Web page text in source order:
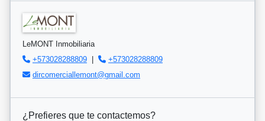
LeMONT Inmobiliaria
+573028288809 |
+573028288809
dircomerciallemont@gmail.com
¿Prefieres que te contactemos?